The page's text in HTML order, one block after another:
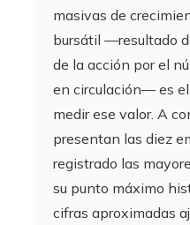
masivas de
bursátil —resultado
de la acción por el
en circulación— es
medir ese valor. A
presentan las diez
registrado las
su punto máximo
cifras aproximadas